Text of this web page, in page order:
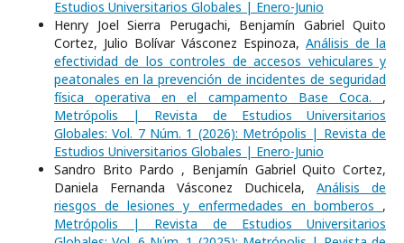
Estudios Universitarios Globales | Enero-Junio
Henry Joel Sierra Perugachi, Benjamín Gabriel Quito
Cortez, Julio Bolívar Vásconez Espinoza, Análisis de la
efectividad de los controles de accesos vehiculares y
peatonales en la prevención de incidentes de seguridad
física operativa en el campamento Base Coca. ,
Metrópolis | Revista de Estudios Universitarios
Globales: Vol. 7 Núm. 1 (2026): Metrópolis | Revista de
Estudios Universitarios Globales | Enero-Junio
Sandro Brito Pardo , Benjamín Gabriel Quito Cortez,
Daniela Fernanda Vásconez Duchicela, Análisis de
riesgos de lesiones y enfermedades en bomberos ,
Metrópolis | Revista de Estudios Universitarios